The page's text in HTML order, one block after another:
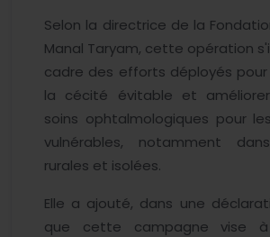
Selon la directrice de la
Manal Taryam, cette opération
cadre des efforts déployés
la cécité évitable et
soins ophtalmologiques pour
vulnérables, notamment
rurales et isolées.
Elle a ajouté, dans une
que cette campagne vise